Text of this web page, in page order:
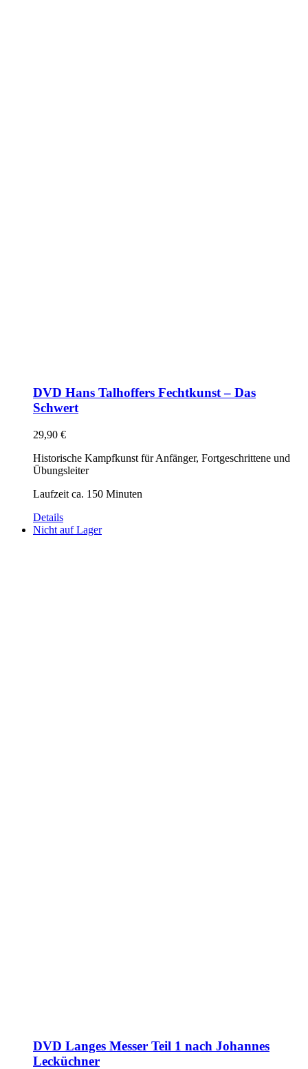
DVD Hans Talhoffers Fechtkunst – Das
Schwert
29,90 €
Historische Kampfkunst für Anfänger, Fortgeschrittene und
Übungsleiter
Laufzeit ca. 150 Minuten
Details
Nicht auf Lager
DVD Langes Messer Teil 1 nach Johannes
Lecküchner